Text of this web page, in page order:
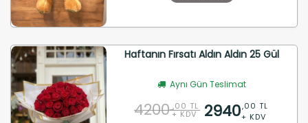
Haftanın Fırsatı Aldın Aldın 25 Gül
Aynı Gün Teslimat
4200 ,00 TL
+ KDV 2940,00 TL
+ KDV